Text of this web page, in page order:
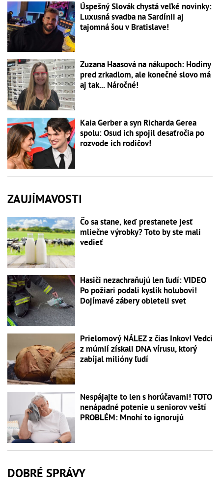
Úspešný Slovák chystá veľké novinky:
Luxusná svadba na Sardínii aj
tajomná šou v Bratislave!
Zuzana Haasová na nákupoch: Hodiny
pred zrkadlom, ale konečné slovo má
aj tak... Náročné!
Kaia Gerber a syn Richarda Gerea
spolu: Osud ich spojil desaťročia po
rozvode ich rodičov!
ZAUJÍMAVOSTI
Čo sa stane, keď prestanete jesť
mliečne výrobky? Toto by ste mali
vedieť
Hasiči nezachraňujú len ľudí: VIDEO
Po požiari podali kyslík holubovi!
Dojímavé zábery obleteli svet
Prielomový NÁLEZ z čias Inkov! Vedci
z múmií získali DNA vírusu, ktorý
zabíjal milióny ľudí
Nespájajte to len s horúčavami! TOTO
nenápadné potenie u seniorov veští
PROBLÉM: Mnohí to ignorujú
DOBRÉ SPRÁVY